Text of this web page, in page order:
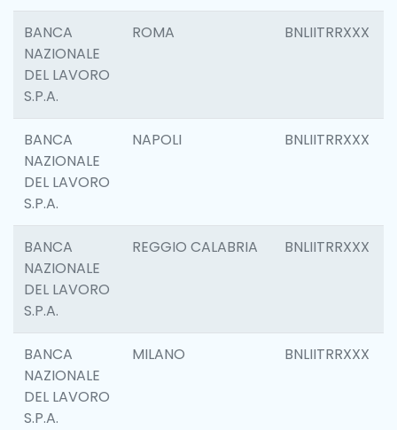
BANCA
NAZIONALE
DEL LAVORO
S.P.A.
ROMA BNLIITRRXXX
BANCA
NAZIONALE
DEL LAVORO
S.P.A.
NAPOLI BNLIITRRXXX
BANCA
NAZIONALE
DEL LAVORO
S.P.A.
REGGIO CALABRIA BNLIITRRXXX
BANCA
NAZIONALE
DEL LAVORO
S.P.A.
MILANO BNLIITRRXXX